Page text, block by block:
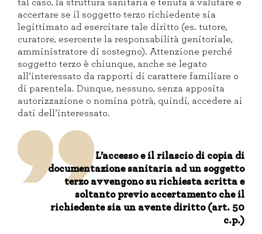
tal caso, la struttura sanitaria è tenuta a valutare e
accertare se il soggetto terzo richiedente sia
legittimato ad esercitare tale diritto (es. tutore,
curatore, esercente la responsabilità genitoriale,
amministratore di sostegno). Attenzione perché
soggetto terzo è chiunque, anche se legato
all’interessato da rapporti di carattere familiare o
di parentela. Dunque, nessuno, senza apposita
autorizzazione o nomina potrà, quindi, accedere ai
dati dell’interessato.
L’accesso e il rilascio di copia di
documentazione sanitaria ad un soggetto
terzo avvengono su richiesta scritta e
soltanto previo accertamento che il
richiedente sia un avente diritto (art. 50
c.p.)